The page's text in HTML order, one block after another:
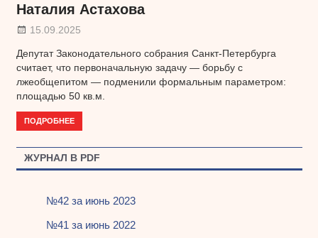
Наталия Астахова
15.09.2025
Депутат Законодательного собрания Санкт-Петербурга
считает, что первоначальную задачу — борьбу с
лжеобщепитом — подменили формальным параметром:
площадью 50 кв.м.
ПОДРОБНЕЕ
ЖУРНАЛ В PDF
№42 за июнь 2023
№41 за июнь 2022